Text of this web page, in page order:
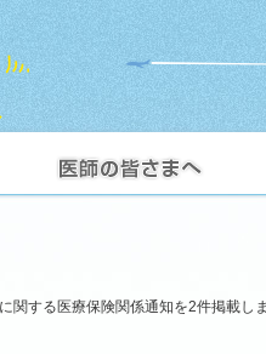
する医療保険関係通知を2件掲載しま